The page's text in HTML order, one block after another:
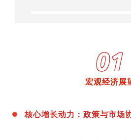
01
宏观经济展
核心增长动力：政策与市场